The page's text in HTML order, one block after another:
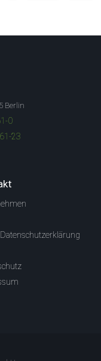
Berlin
0
23
Datenschutzerklärung